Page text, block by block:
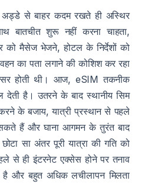
अड्डे से बाहर कदम रखते ही अस्थिर
बातचीत शुरू नहीं करना चाहता,
को मैसेज भेजने, होटल के निर्देशों को
का पता लगाने की कोशिश कर रहा
होती थी। आज, eSIM तकनीक
है। उतरने के बाद स्थानीय सिम
के बजाय, यात्री प्रस्थान से पहले
हैं और घाना आगमन के तुरंत बाद
सा अंतर पूरी यात्रा की गति को
से ही इंटरनेट एक्सेस होने पर तनाव
है और बहुत अधिक लचीलापन मिलता